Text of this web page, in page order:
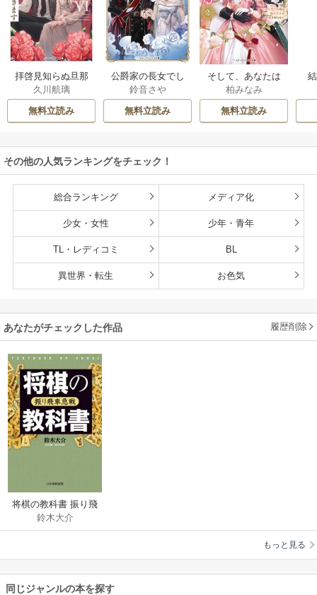
拝啓見知らぬ旦那
様、離婚していた
だきます
久川航璃
無料立読み
公爵家の長女でし
た
鈴音さや
無料立読み
そして、あなたは
私を捨てる
柏みなみ
無料立読み
その他の人気ランキングをチェック！
総合ランキング メディア化
少女・女性 少年・青年
TL・レディコミ BL
異世界・転生 お色気
あなたがチェックした作品 履歴削除
将棋の教科書 振り飛
車急戦
鈴木大介
もっと見る
同じジャンルの本を探す